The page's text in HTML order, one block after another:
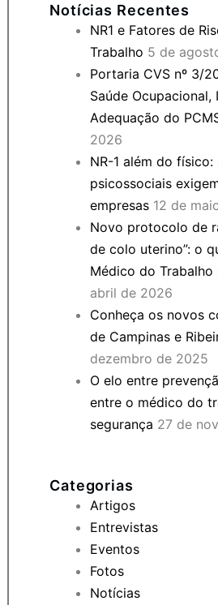
Notícias Recentes
NR1 e Fatores de
Trabalho 5 de
Portaria CVS nº 3/
Saúde
Adequação do
2026
NR-1 além do
psicossociais
empresas 12 de
Novo protocolo de
de colo uterino”: o
Médico do Trabalho
abril de 2026
Conheça os novos
de Campinas e
dezembro de 2025
O elo entre
entre o médico do
segurança 27 de
Categorias
Artigos
Entrevistas
Eventos
Fotos
Notícias